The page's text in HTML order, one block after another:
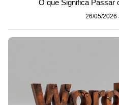
O que Significa Passar
26/05/2026